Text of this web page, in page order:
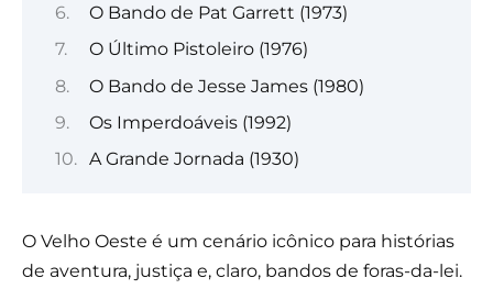
O Bando de Pat Garrett (1973)
O Último Pistoleiro (1976)
O Bando de Jesse James (1980)
Os Imperdoáveis (1992)
A Grande Jornada (1930)
O Velho Oeste é um cenário icônico para histórias
de aventura, justiça e, claro, bandos de foras-da-lei.